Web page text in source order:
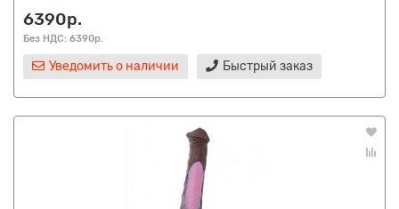
6390р.
Без НДС: 6390р.
Уведомить о наличии Быстрый заказ